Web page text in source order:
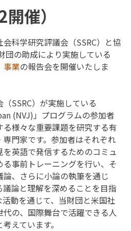
催）
科学研究評議会（SSRC）と協
団の助成により実施している
事業の報告会を開催いたしま
SSRC）が実施している
(NVJ)」プログラムの参加者
様々な重要課題を研究する有
門家です。参加者はそれぞれ
英語で発信するためのコミュ
事前トレーニングを行い、そ
、さらに小論の執筆を通じ
論と理解を深めることを目指
動を通じて、当財団と米国社
の、国際舞台で活躍できる人
えています。